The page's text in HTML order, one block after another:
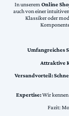
In unserem Online
auch von einer
Klassiker oder
Umfangreiches
Attraktive
Versandvorteil:
Expertise:Wir kennen
Fazit: